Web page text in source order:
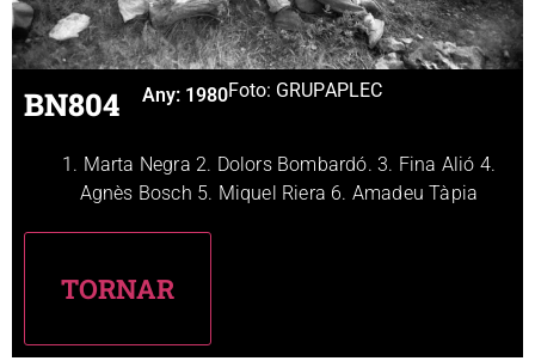
BN804 Any: 1980Foto: GRUPAPLEC
1. Marta Negra 2. Dolors Bombardó. 3. Fina Alió 4.
Agnès Bosch 5. Miquel Riera 6. Amadeu Tàpia